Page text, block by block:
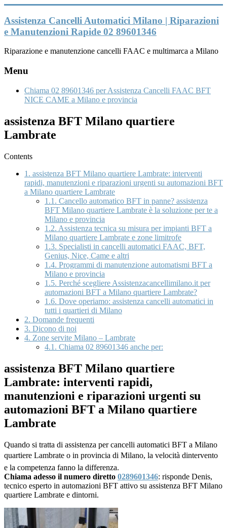
al
contenuto
Assistenza Cancelli Automatici Milano | Riparazioni
e Manutenzioni Rapide 02 89601346
Riparazione e manutenzione cancelli FAAC e multimarca a Milano
Menu
Chiama 02 89601346 per Assistenza Cancelli FAAC BFT
NICE CAME a Milano e provincia
assistenza BFT Milano quartiere
Lambrate
Contents
1. assistenza BFT Milano quartiere Lambrate: interventi
rapidi, manutenzioni e riparazioni urgenti su automazioni BFT
a Milano quartiere Lambrate
1.1. Cancello automatico BFT in panne? assistenza
BFT Milano quartiere Lambrate è la soluzione per te a
Milano e provincia
1.2. Assistenza tecnica su misura per impianti BFT a
Milano quartiere Lambrate e zone limitrofe
1.3. Specialisti in cancelli automatici FAAC, BFT,
Genius, Nice, Came e altri
1.4. Programmi di manutenzione automatismi BFT a
Milano e provincia
1.5. Perché scegliere Assistenzacancellimilano.it per
automazioni BFT a Milano quartiere Lambrate?
1.6. Dove operiamo: assistenza cancelli automatici in
tutti i quartieri di Milano
2. Domande frequenti
3. Dicono di noi
4. Zone servite Milano – Lambrate
4.1. Chiama 02 89601346 anche per:
assistenza BFT Milano quartiere
Lambrate: interventi rapidi,
manutenzioni e riparazioni urgenti su
automazioni BFT a Milano quartiere
Lambrate
Quando si tratta di assistenza per cancelli automatici BFT a Milano
quartiere Lambrate o in provincia di Milano, la velocità dintervento
e la competenza fanno la differenza.
Chiama adesso il numero diretto 0289601346: risponde Denis,
tecnico esperto in automazioni BFT attivo su assistenza BFT Milano
quartiere Lambrate e dintorni.